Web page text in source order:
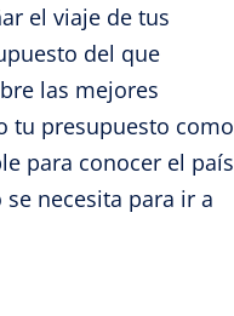
el viaje de tus
del que
las mejores
tu presupuesto como
para conocer el país
necesita para ir a